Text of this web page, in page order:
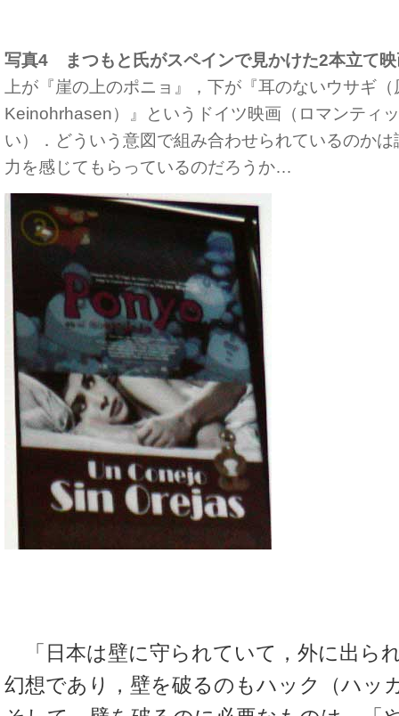
写真4 まつもと氏がスペインで見かけた2本立て映
上が『崖の上のポニョ』，下が『耳のないウサギ（
Keinohrhasen）
』というドイツ映画（ロマンティ
い）．どういう意図で組み合わせられているのか
力を感じてもらっているのだろうか…
「日本は壁に守られていて，外に出ら
幻想であり，壁を破るのもハック（ハッ